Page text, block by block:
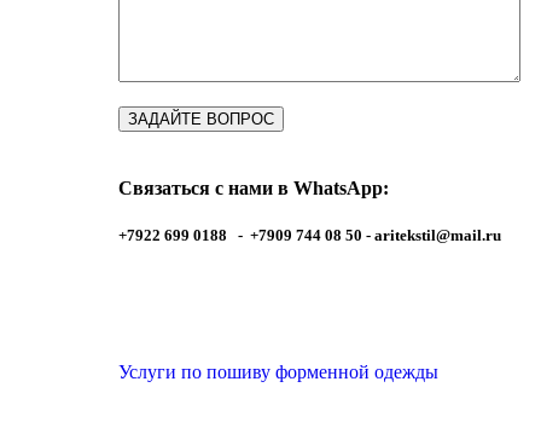
Связаться с нами в WhatsApp:
+7922 699 0188 - +7909 744 08 50 - aritekstil@mail.ru
Услуги по пошиву форменной одежды